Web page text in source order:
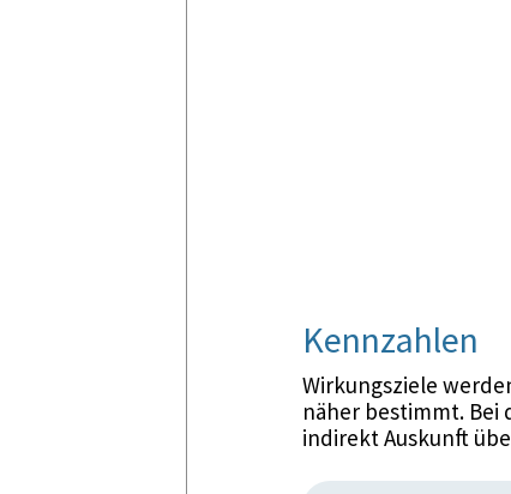
Kennzahlen
Wirkungsziele
näher bestimmt. Bei
indirekt Auskunft